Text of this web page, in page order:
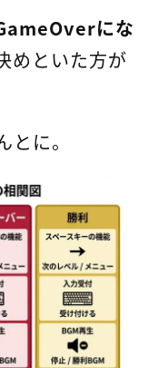
にな
めといた方が
に。